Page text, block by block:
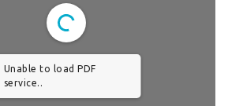
Unable to load PDF
service..